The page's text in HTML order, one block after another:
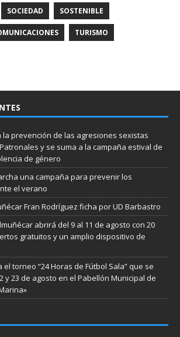
SOCIEDAD SOSTENIBLE
TURISMO
prevención de las agresiones sexistas
y se suma a la campaña estival de
de género
una campaña para prevenir los
el verano
Fran Rodríguez ficha por UD Barbastro
abrirá del 9 al 11 de agosto con 20
gratuitos y un amplio dispositivo de
torneo “24 Horas de Fútbol Sala” que se
y 23 de agosto en el Pabellón Municipal de